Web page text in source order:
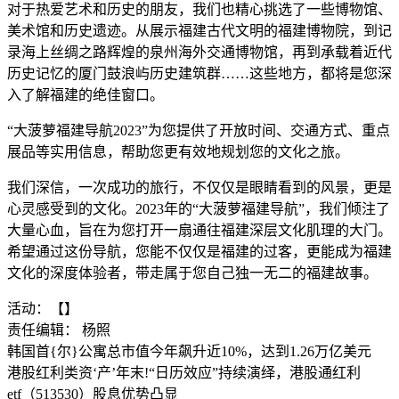
对于热爱艺术和历史的朋友，我们也精心挑选了一些博物馆、
美术馆和历史遗迹。从展示福建古代文明的福建博物院，到记
录海上丝绸之路辉煌的泉州海外交通博物馆，再到承载着近代
历史记忆的厦门鼓浪屿历史建筑群……这些地方，都将是您深
入了解福建的绝佳窗口。
“大菠萝福建导航2023”为您提供了开放时间、交通方式、重点
展品等实用信息，帮助您更有效地规划您的文化之旅。
我们深信，一次成功的旅行，不仅仅是眼睛看到的风景，更是
心灵感受到的文化。2023年的“大菠萝福建导航”，我们倾注了
大量心血，旨在为您打开一扇通往福建深层文化肌理的大门。
希望通过这份导航，您能不仅仅是福建的过客，更能成为福建
文化的深度体验者，带走属于您自己独一无二的福建故事。
活动：【】
责任编辑： 杨照
韩国首{尔}公寓总市值今年飙升近10%，达到1.26万亿美元
港股红利类资‘产’年末!“日历效应”持续演绎，港股通红利
etf（513530）股息优势凸显